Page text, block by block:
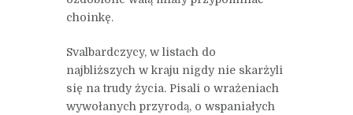
choinkę.
Svalbardczycy, w listach do
najbliższych w kraju nigdy nie skarżyli
się na trudy życia. Pisali o wrażeniach
wywołanych przyrodą, o wspaniałych